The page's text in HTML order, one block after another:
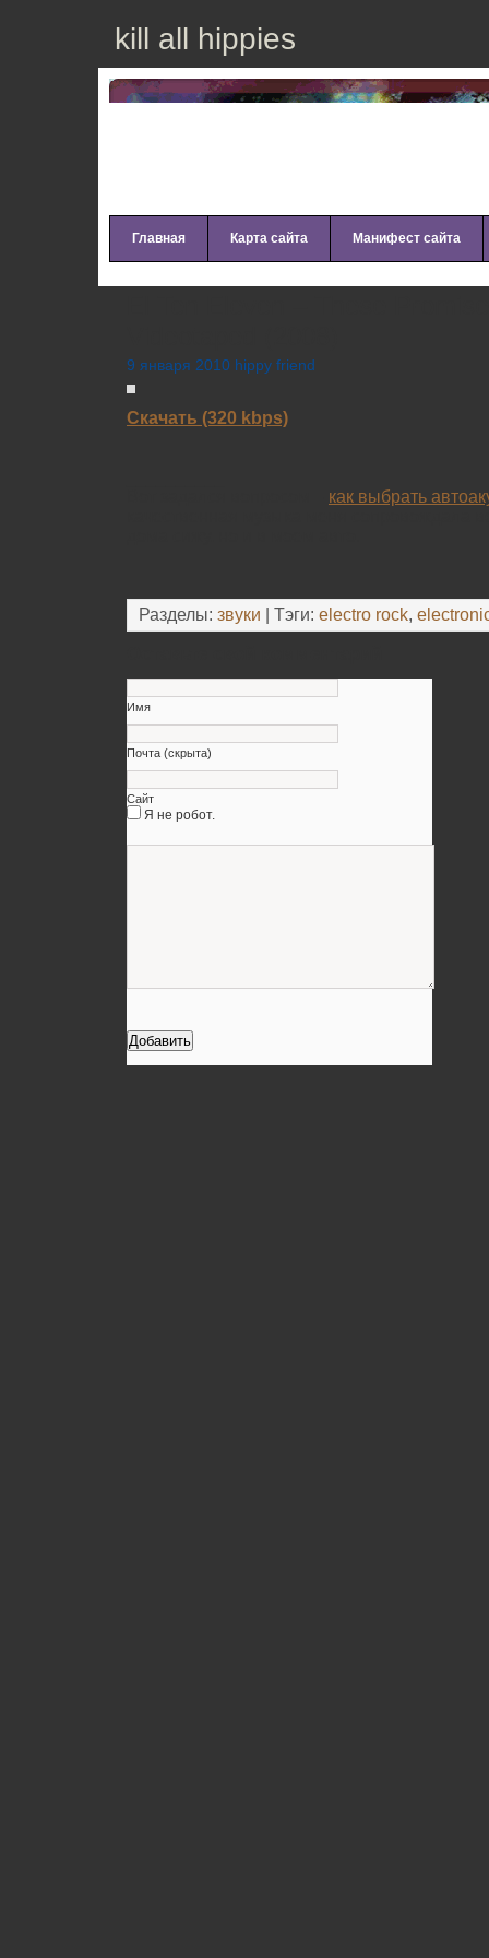
kill all hippies
Главная Карта сайта Манифест сайта
9 января 2010 hippy friend
Скачать (320 kbps)
как выбрать
Разделы: звуки | Тэги: electro rock,
Имя
Почта (скрыта)
Сайт
Я не робот.